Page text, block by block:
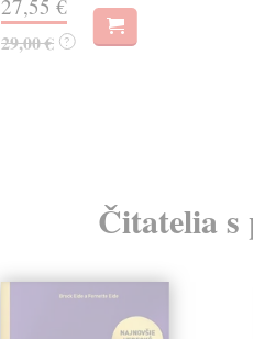
27,55 €
29,00 € ?
Čitatelia